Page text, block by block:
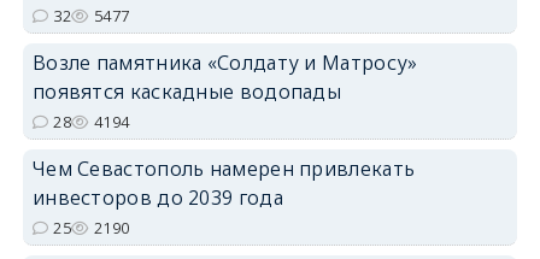
32 5477
Возле памятника «Солдату и Матросу»
появятся каскадные водопады
28 4194
Чем Севастополь намерен привлекать
инвесторов до 2039 года
25 2190